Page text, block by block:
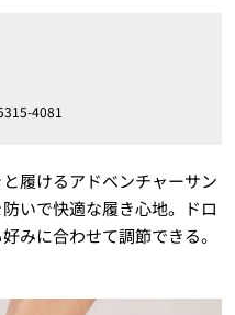
4081
履けるアドベンチャーサン
いで快適な履き心地。ドロ
みに合わせて調節できる。